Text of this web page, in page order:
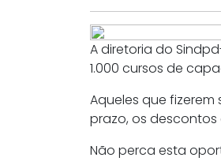
A diretoria do
1.000 cursos de
Aqueles que
prazo, os descontos
Não perca esta